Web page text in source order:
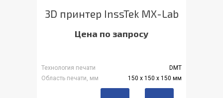
3D принтер InssTek MX-Lab
Цена по запросу
Технология печати
DMT
Область печати, мм
150 х 150 х 150 мм